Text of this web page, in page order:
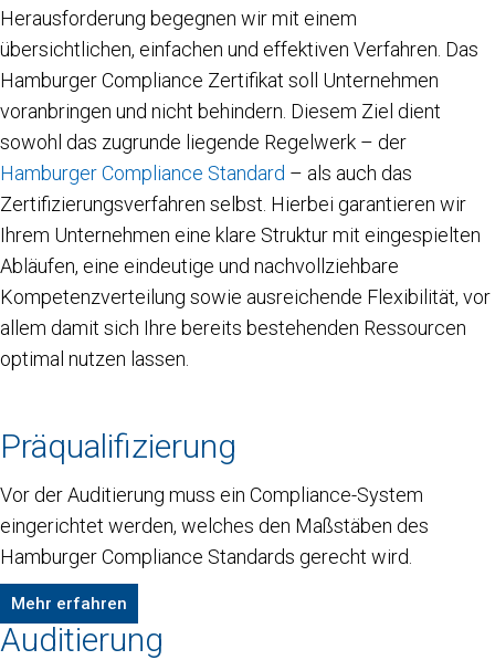
Herausforderung begegnen wir mit einem
übersichtlichen, einfachen und effektiven Verfahren. Das
Hamburger Compliance Zertifikat soll Unternehmen
voranbringen und nicht behindern. Diesem Ziel dient
sowohl das zugrunde liegende Regelwerk – der
Hamburger Compliance Standard – als auch das
Zertifizierungsverfahren selbst. Hierbei garantieren wir
Ihrem Unternehmen eine klare Struktur mit eingespielten
Abläufen, eine eindeutige und nachvollziehbare
Kompetenzverteilung sowie ausreichende Flexibilität, vor
allem damit sich Ihre bereits bestehenden Ressourcen
optimal nutzen lassen.
Präqualifizierung
Vor der Auditierung muss ein Compliance-System
eingerichtet werden, welches den Maßstäben des
Hamburger Compliance Standards gerecht wird.
Mehr erfahren
Auditierung